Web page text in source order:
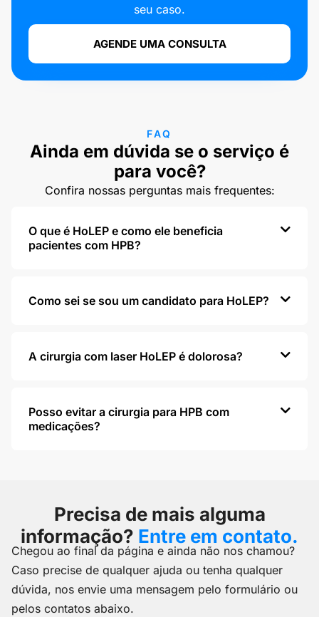
seu caso.
AGENDE UMA CONSULTA
FAQ
Ainda em dúvida se o serviço é
para você?
Confira nossas perguntas mais frequentes:
O que é HoLEP e como ele beneficia
pacientes com HPB?
Como sei se sou um candidato para HoLEP?
A cirurgia com laser HoLEP é dolorosa?
Posso evitar a cirurgia para HPB com
medicações?
Precisa de mais alguma
informação? Entre em contato.
Chegou ao final da página e ainda não nos chamou?
Caso precise de qualquer ajuda ou tenha qualquer
dúvida, nos envie uma mensagem pelo formulário ou
pelos contatos abaixo.